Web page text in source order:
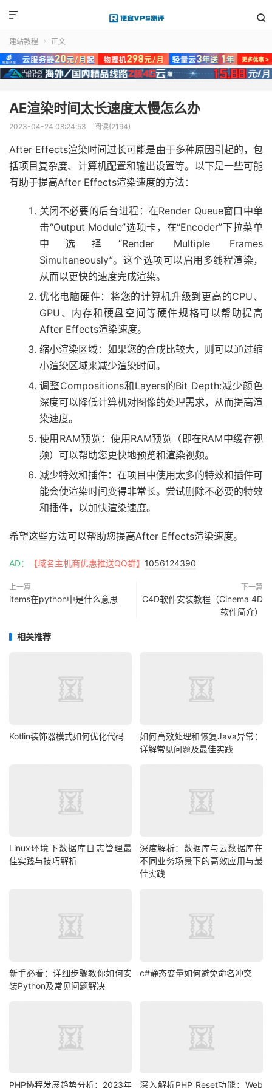


建站教程  正文
AE渲染时间太长速度太慢怎么办
2023-04-24 08:24:53 阅读(2194)
After Effects渲染时间过长可能是由于多种原因引起的，包
括项目复杂度、计算机配置和输出设置等。以下是一些可能
有助于提高After Effects渲染速度的方法：
关闭不必要的后台进程：在Render Queue窗口中单
击“Output Module”选项卡，在“Encoder”下拉菜单
中选择“Render Multiple Frames
Simultaneously”。这个选项可以启用多线程渲染，
从而以更快的速度完成渲染。
优化电脑硬件：将您的计算机升级到更高的CPU、
GPU、内存和硬盘空间等硬件规格可以帮助提高
After Effects渲染速度。
缩小渲染区域：如果您的合成比较大，则可以通过缩
小渲染区域来减少渲染时间。
调整Compositions和Layers的Bit Depth:减少颜色
深度可以降低计算机对图像的处理需求，从而提高渲
染速度。
使用RAM预览：使用RAM预览（即在RAM中缓存视
频）可以帮助您更快地预览和渲染视频。
减少特效和插件：在项目中使用太多的特效和插件可
能会使渲染时间变得非常长。尝试删除不必要的特效
和插件，以加快渲染速度。
希望这些方法可以帮助您提高After Effects渲染速度。
AD： 【域名主机商优惠推送QQ群】 1056124390
上一篇
items在python中是什么意思
下一篇
C4D软件安装教程（Cinema 4D
软件简介）
相关推荐
Kotlin装饰器模式如何优化代码
如何高效处理和恢复Java异常：
详解常见问题及最佳实践
Linux环境下数据库日志管理最
佳实践与技巧解析
深度解析：数据库与云数据库在
不同业务场景下的高效应用与最
佳实践
新手必看：详细步骤教你如何安
装Python及常见问题解决
c#静态变量如何避免命名冲突
PHP协程发展趋势分析：2023年 深入解析PHP Reset功能：Web